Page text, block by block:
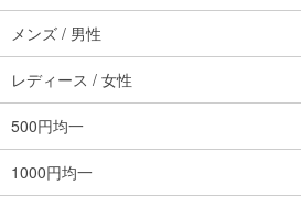
メンズ / 男性
レディース / 女性
500円均一
1000円均一